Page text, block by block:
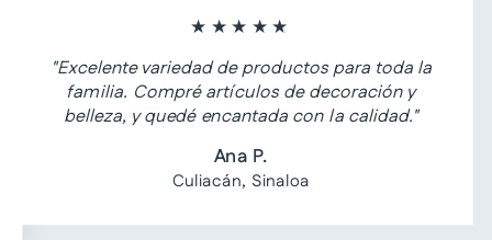
★★★★★
"Excelente variedad de productos para toda la
familia. Compré artículos de decoración y
belleza, y quedé encantada con la calidad."
Ana P.
Culiacán, Sinaloa